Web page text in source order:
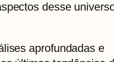
desse
aprofundadas e